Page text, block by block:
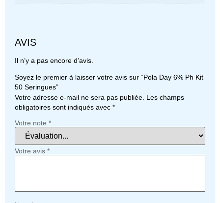
AVIS
Il n’y a pas encore d’avis.
Soyez le premier à laisser votre avis sur “Pola Day 6% Ph Kit
50 Seringues”
Votre adresse e-mail ne sera pas publiée. Les champs
obligatoires sont indiqués avec *
Votre note *
Votre avis *